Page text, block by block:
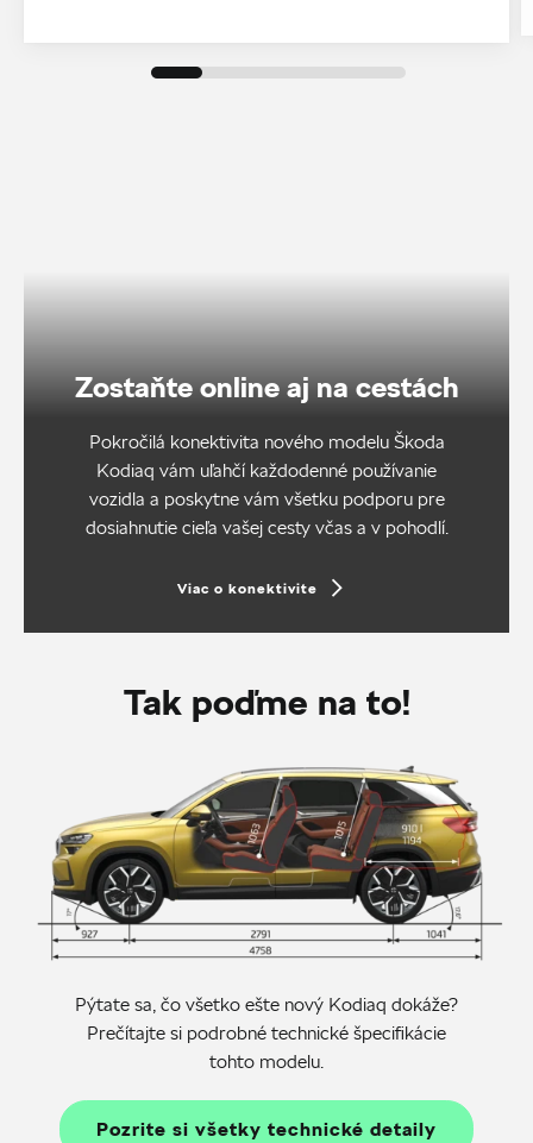
Zostaňte online aj na cestách
Pokročilá konektivita nového modelu Škoda
Kodiaq vám uľahčí každodenné používanie
vozidla a poskytne vám všetku podporu pre
dosiahnutie cieľa vašej cesty včas a v pohodlí.
Viac o konektivite
Tak poďme na to!
Pýtate sa, čo všetko ešte nový Kodiaq dokáže?
Prečítajte si podrobné technické špecifikácie
tohto modelu.
Pozrite si všetky technické detaily